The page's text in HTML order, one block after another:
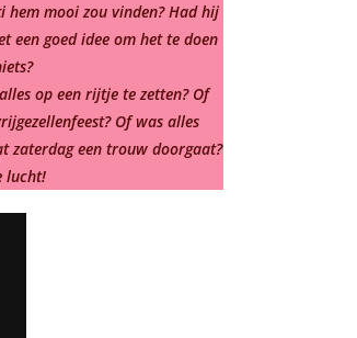
mooi zou vinden? Had hij
een goed idee om het te doen
op een rijtje te zetten? Of
Of was alles
zaterdag een trouw doorgaat?
lucht!